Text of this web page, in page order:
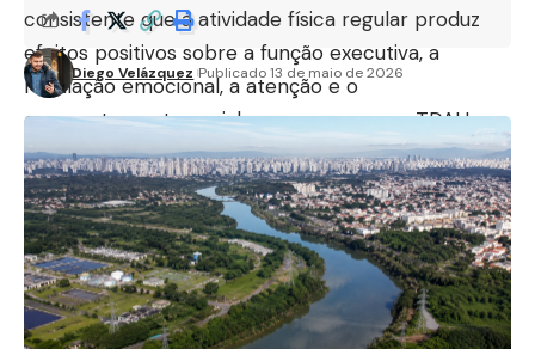
consistente que a atividade física regular produz
efeitos positivos sobre a função executiva, a
regulação emocional, a atenção e o
comportamento social em pessoas com TDAH e
autismo. No TDAH, o exercício aeróbico em
especial demonstrou impacto sobre os níveis de
dopamina e noradrenalina, neurotransmissores
diretamente relacionados à atenção e ao controle
de impulsos. Estudos indicam que períodos de
atividade física antes de tarefas que exigem
Diego Velázquez Publicado 13 de maio de 2026